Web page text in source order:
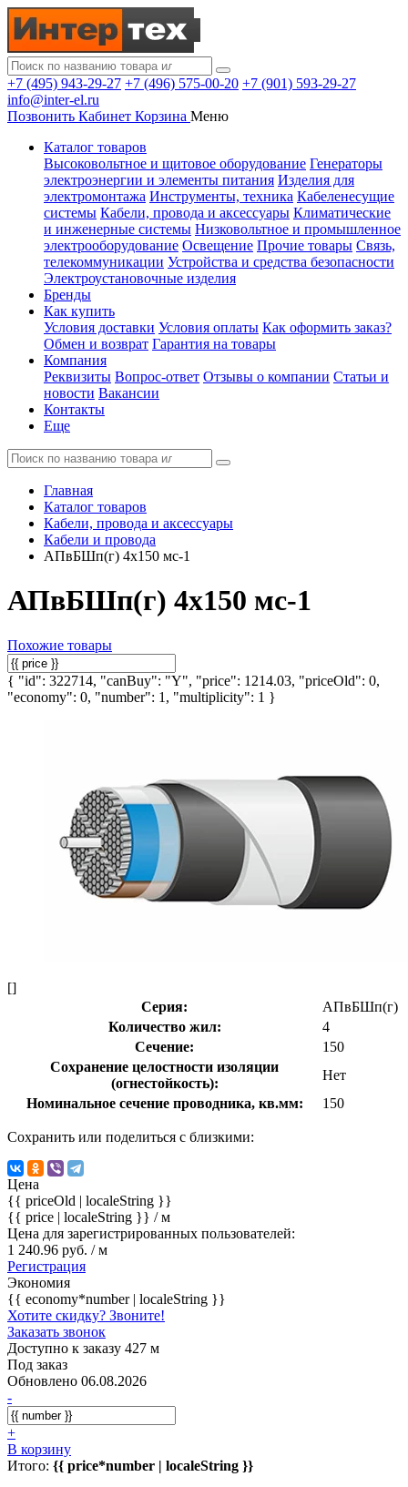
+7 (495) 943-29-27 +7 (496) 575-00-20 +7 (901) 593-29-27
info@inter-el.ru
Позвонить Кабинет Корзина Меню
Каталог товаров
Высоковольтное и щитовое оборудование Генераторы
электроэнергии и элементы питания Изделия для
электромонтажа Инструменты, техника Кабеленесущие
системы Кабели, провода и аксессуары Климатические
и инженерные системы Низковольтное и промышленное
электрооборудование Освещение Прочие товары Связь,
телекоммуникации Устройства и средства безопасности
Электроустановочные изделия
Бренды
Как купить
Условия доставки Условия оплаты Как оформить заказ?
Обмен и возврат Гарантия на товары
Компания
Реквизиты Вопрос-ответ Отзывы о компании Статьи и
новости Вакансии
Контакты
Еще
Главная
Каталог товаров
Кабели, провода и аксессуары
Кабели и провода
АПвБШп(г) 4х150 мс-1
АПвБШп(г) 4х150 мс-1
Похожие товары
{ "id": 322714, "canBuy": "Y", "price": 1214.03, "priceOld": 0,
"economy": 0, "number": 1, "multiplicity": 1 }
[]
Серия:
АПвБШп(г)
Количество жил:
4
Сечение:
150
Сохранение целостности изоляции
(огнестойкость):
Нет
Номинальное сечение проводника, кв.мм:
150
Сохранить или поделиться с близкими:
Цена
{{ priceOld | localeString }}
{{ price | localeString }} / м
Цена для зарегистрированных пользователей:
1 240.96 руб. / м
Регистрация
Экономия
{{ economy*number | localeString }}
Хотите скидку? Звоните!
Заказать звонок
Доступно к заказу 427 м
Под заказ
Обновлено 06.08.2026
-
+
В корзину
Итого: {{ price*number | localeString }}